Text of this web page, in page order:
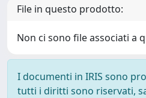
File in questo prodotto:
Non ci sono file associati a
I documenti in IRIS sono
tutti i diritti sono riservati,